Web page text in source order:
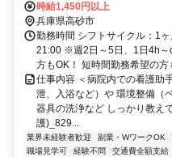
県）徒歩約15分、山陽電鉄本
OK（派遣先による）
時給1,450円以上
兵庫県高砂市
勤務時間 シフトサイクル：1
21:00 ※週2日～5日、1日4h～
方もOK！ 短時間勤務希望の
仕事内容 ＜病院内での看護助
泄、入浴など）や 環境整備（
器具の洗浄など しっかり教え
護)_829...
業界未経験者歓迎 副業・WワークOK
職場見学可
経験不問 交通費全額支給